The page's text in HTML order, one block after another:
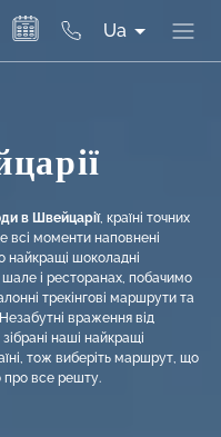
Ua
в Швейцарії, країні точних
всі моменти наповнені
шоколадні
і ресторанах, побачимо
трекінгові маршрути та
враження від
наші найкращі
тож виберіть маршрут, що
про все решту.